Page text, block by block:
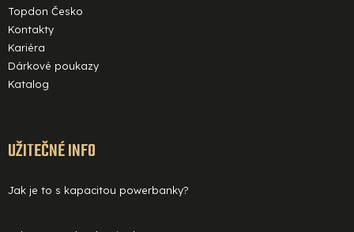
Topdon Česko
Kontakty
Kariéra
Dárkové poukazy
Katalog
UŽITEČNÉ INFO
Jak je to s kapacitou powerbanky?